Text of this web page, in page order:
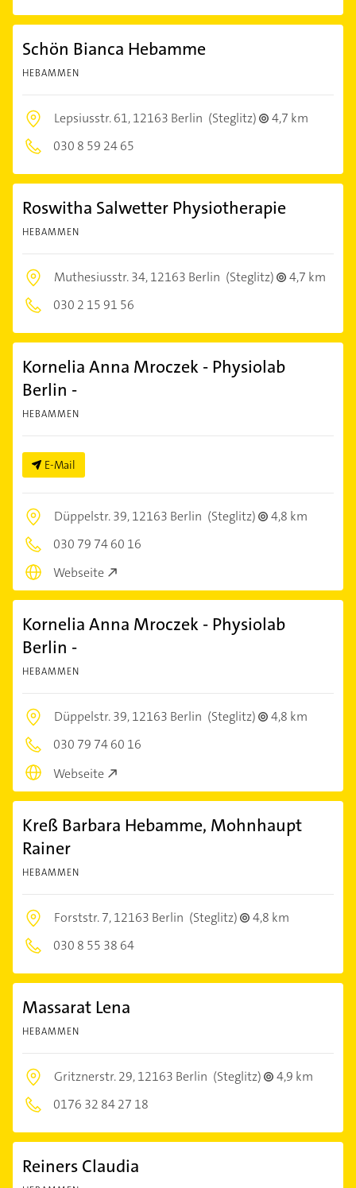
Schön Bianca Hebamme
HEBAMMEN
Lepsiusstr. 61,12163 Berlin (Steglitz)
4,7 km
030 8 59 24 65
Roswitha Salwetter Physiotherapie
HEBAMMEN
Muthesiusstr. 34,12163 Berlin (Steglitz)
4,7 km
030 2 15 91 56
Kornelia Anna Mroczek - Physiolab
Berlin -
HEBAMMEN
E-Mail
Düppelstr. 39,12163 Berlin (Steglitz)
4,8 km
030 79 74 60 16
Webseite
Kornelia Anna Mroczek - Physiolab
Berlin -
HEBAMMEN
Düppelstr. 39,12163 Berlin (Steglitz)
4,8 km
030 79 74 60 16
Webseite
Kreß Barbara Hebamme, Mohnhaupt
Rainer
HEBAMMEN
Forststr. 7,12163 Berlin (Steglitz)
4,8 km
030 8 55 38 64
Massarat Lena
HEBAMMEN
Gritznerstr. 29,12163 Berlin (Steglitz)
4,9 km
0176 32 84 27 18
Reiners Claudia